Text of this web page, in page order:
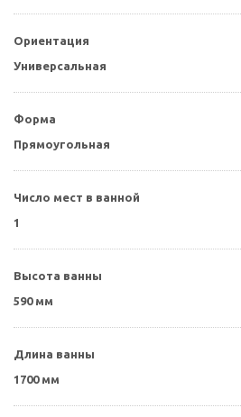
Ориентация
Универсальная
Форма
Прямоугольная
Число мест в ванной
1
Высота ванны
590 мм
Длина ванны
1700 мм